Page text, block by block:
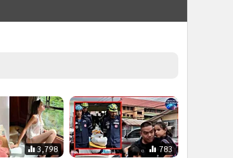
3,798
783